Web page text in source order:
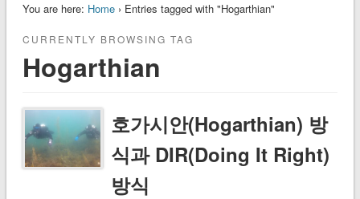
You are here: Home› Entries tagged with "Hogarthian"
CURRENTLY BROWSING TAG
Hogarthian
호가시안(Hogarthian) 방
식과 DIR(Doing It Right)
방식